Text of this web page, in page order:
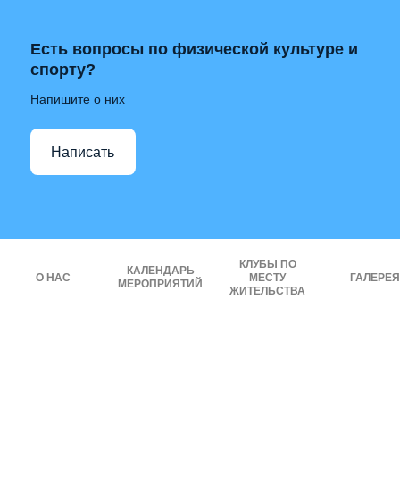
Есть вопросы по физической культуре и
спорту?
Напишите о них
Написать
О НАС
КАЛЕНДАРЬ
МЕРОПРИЯТИЙ
КЛУБЫ ПО
МЕСТУ
ЖИТЕЛЬСТВА
ГАЛЕРЕЯ